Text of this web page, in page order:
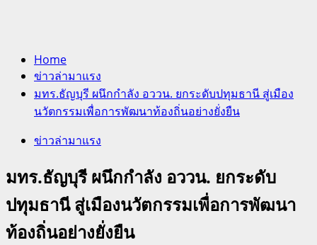
Home
ข่าวล่ามาแรง
มทร.ธัญบุรี ผนึกกำลัง อววน. ยกระดับปทุมธานี สู่เมือง
นวัตกรรมเพื่อการพัฒนาท้องถิ่นอย่างยั่งยืน
ข่าวล่ามาแรง
มทร.ธัญบุรี ผนึกกำลัง อววน. ยกระดับ
ปทุมธานี สู่เมืองนวัตกรรมเพื่อการพัฒนา
ท้องถิ่นอย่างยั่งยืน